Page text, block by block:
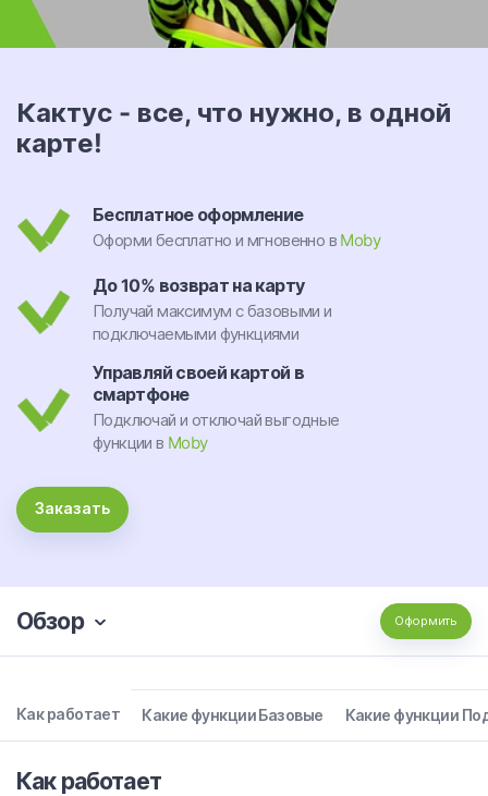
Кактус - все, что нужно, в одной
карте!
Бесплатное оформление
Оформи бесплатно и мгновенно в Moby
До 10% возврат на карту
Получай максимум с базовыми и
подключаемыми функциями
Управляй своей картой в
смартфоне
Подключай и отключай выгодные
функции в Moby
Заказать
Обзор Оформить
Как работает Какие функции Базовые Какие функции
Как работает